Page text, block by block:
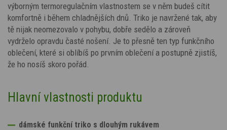
výborným termoregulačním vlastnostem se v něm budeš cítit
komfortně i během chladnějších dnů. Triko je navržené tak, aby
tě nijak neomezovalo v pohybu, dobře sedělo a zároveň
vydrželo opravdu časté nošení. Je to přesně ten typ funkčního
oblečení, které si oblíbíš po prvním oblečení a postupně zjistíš,
že ho nosíš skoro pořád.
Hlavní vlastnosti produktu
dámské funkční triko s dlouhým rukávem